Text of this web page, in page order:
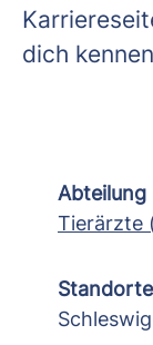
dich
Abteilung
Tierärzte
Standorte